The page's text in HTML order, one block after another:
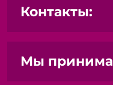
обеспечивают
материалов, что
Контакты:
Мы